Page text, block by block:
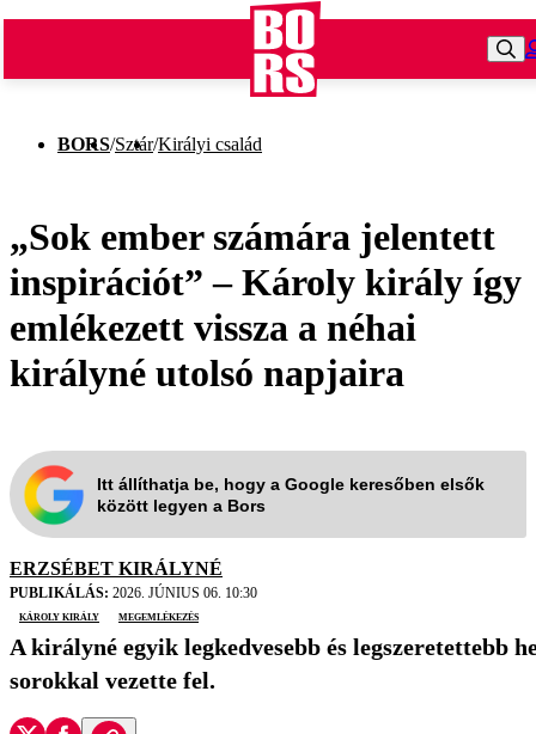
BORS/Sztár/Királyi család
„Sok ember számára jelentett
inspirációt” – Károly király így
emlékezett vissza a néhai
királyné utolsó napjaira
Itt állíthatja be, hogy a Google keresőben elsők
között legyen a Bors
ERZSÉBET KIRÁLYNÉ
PUBLIKÁLÁS: 2026. JÚNIUS 06. 10:30
Károly király
megemlékezés
A királyné egyik legkedvesebb és
sorokkal vezette fel.